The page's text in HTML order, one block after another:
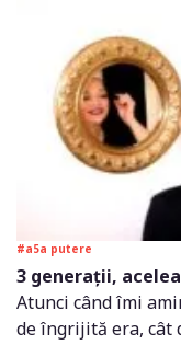
#a5a putere
3 generații,
Atunci când îmi
de îngrijită era, cât